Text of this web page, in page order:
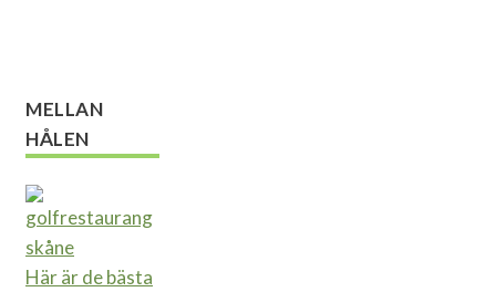
MELLAN
HÅLEN
Här är de bästa